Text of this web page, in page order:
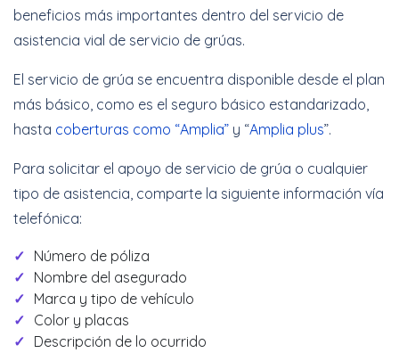
beneficios más importantes dentro del servicio de
asistencia vial de servicio de grúas.
El servicio de grúa se encuentra disponible desde el plan
más básico, como es el seguro básico estandarizado,
hasta coberturas como “Amplia” y “Amplia plus”.
Para solicitar el apoyo de servicio de grúa o cualquier
tipo de asistencia, comparte la siguiente información vía
telefónica:
Número de póliza
Nombre del asegurado
Marca y tipo de vehículo
Color y placas
Descripción de lo ocurrido